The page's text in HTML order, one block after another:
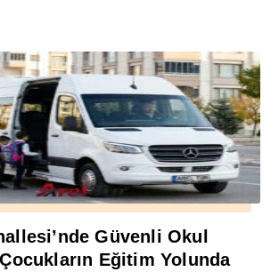
Güvenli Okul
Eğitim Yolunda